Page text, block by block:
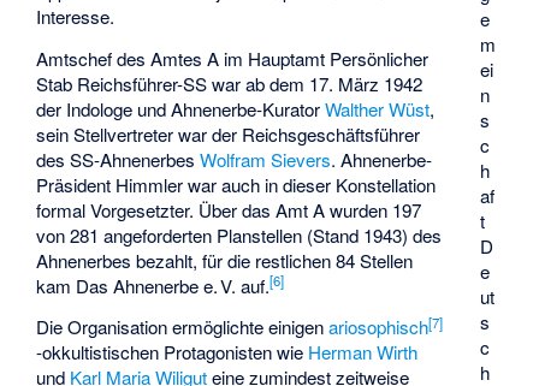
e
m
ei
n
s
c
h
af
t
D
e
ut
s
c
h
Interesse.
Amtschef des Amtes A im Hauptamt Persönlicher
Stab Reichsführer-SSwar ab dem 17. März 1942
der Indologe und Ahnenerbe-KuratorWalther Wüst,
sein Stellvertreter war der Reichsgeschäftsführer
des SS-AhnenerbesWolfram Sievers. Ahnenerbe-
Präsident Himmler war auch in dieser Konstellation
formal Vorgesetzter. Über das Amt A wurden 197
von 281 angeforderten Planstellen (Stand 1943) des
Ahnenerbes bezahlt, für die restlichen 84 Stellen
kam Das Ahnenerbe e. V. auf.[6]
Die Organisation ermöglichte einigenariosophisch[7]
-okkultistischen Protagonisten wie Herman Wirth
und Karl Maria Wiliguteine zumindest zeitweise